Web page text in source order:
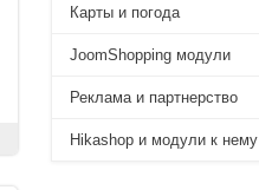
Карты и погода
JoomShopping модули
Реклама и партнерство
Hikashop и модули к нему